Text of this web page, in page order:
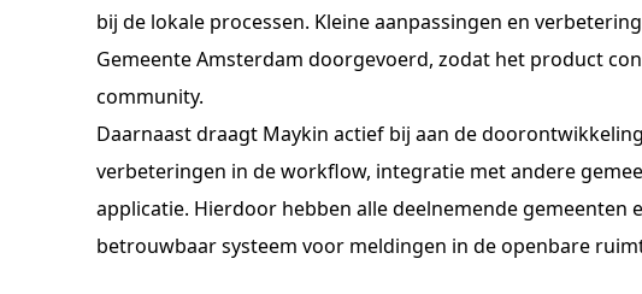
bij de lokale processen. Kleine aanpassingen en
Gemeente Amsterdam doorgevoerd, zodat het product
community.
Daarnaast draagt Maykin actief bij aan de
verbeteringen in de workflow, integratie met andere
applicatie. Hierdoor hebben alle deelnemende gemeenten
betrouwbaar systeem voor meldingen in de openbare